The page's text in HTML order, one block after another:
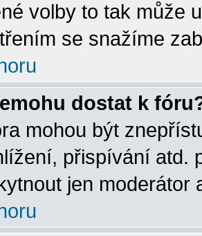
volby to tak může
se snažíme
dostat k
mohou být
přispívání atd.
jen moderátor